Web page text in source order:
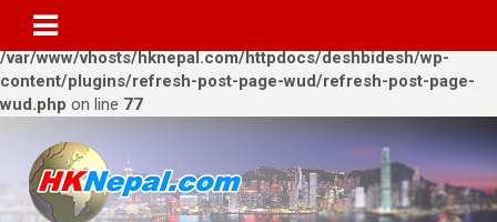
Warning
/var/www/vhosts/hknepal.com/httpdocs/deshbidesh/wp-
content/plugins/refresh-post-page-wud/refresh-post-page-
wud.php on line 77
content